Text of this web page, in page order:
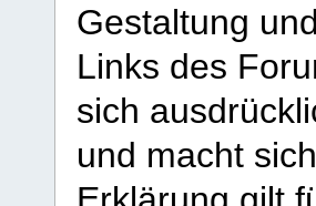
Gestaltung
Links des
sich
und macht